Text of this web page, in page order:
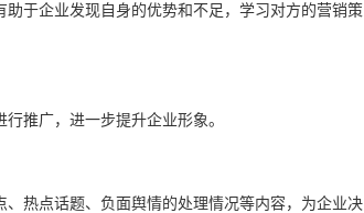
于企业发现自身的优势和不足，学习对方的营销策
推广，进一步提升企业形象。
热点话题、负面舆情的处理情况等内容，为企业决